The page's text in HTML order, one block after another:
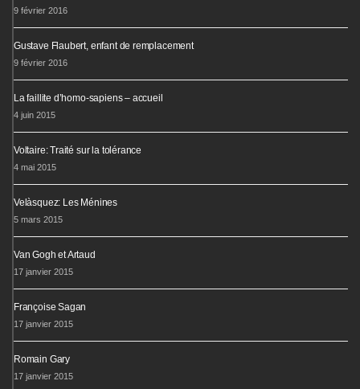
9 février 2016
Gustave Flaubert, enfant de remplacement
9 février 2016
La faillite d’homo-sapiens – accueil
4 juin 2015
Voltaire: Traité sur la tolérance
4 mai 2015
Velàsquez: Les Ménines
5 mars 2015
Van Gogh et Artaud
17 janvier 2015
Françoise Sagan
17 janvier 2015
Romain Gary
17 janvier 2015